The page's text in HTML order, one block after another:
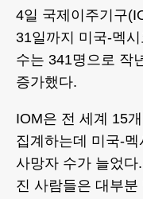
4일 국제이주기구
31일까지 미국-멕
수는 341명으로 작
증가했다.
IOM은 전 세계 15
집계하는데 미국-
사망자 수가 늘었
진 사람들은 대부